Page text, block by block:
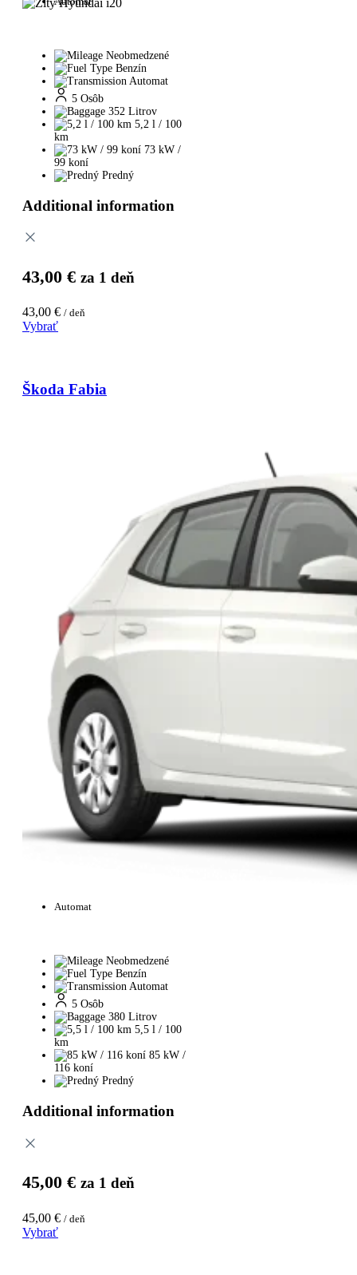
Neobmedzené
Benzín
Automat
5 Osôb
352 Litrov
5,2 l / 100
km
73 kW /
99 koní
Predný
Additional information
43,00 € za 1 deň
43,00 € / deň
Vybrať
Škoda Fabia
Automat
Neobmedzené
Benzín
Automat
5 Osôb
380 Litrov
5,5 l / 100
km
85 kW /
116 koní
Predný
Additional information
45,00 € za 1 deň
45,00 € / deň
Vybrať